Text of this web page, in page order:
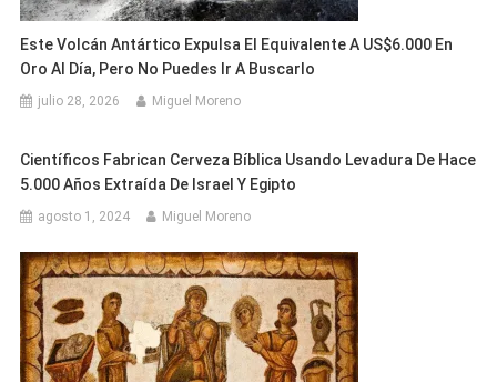
Este Volcán Antártico Expulsa El Equivalente A US$6.000 En
Oro Al Día, Pero No Puedes Ir A Buscarlo
julio 28, 2026 Miguel Moreno
Científicos Fabrican Cerveza Bíblica Usando Levadura De Hace
5.000 Años Extraída De Israel Y Egipto
agosto 1, 2024 Miguel Moreno